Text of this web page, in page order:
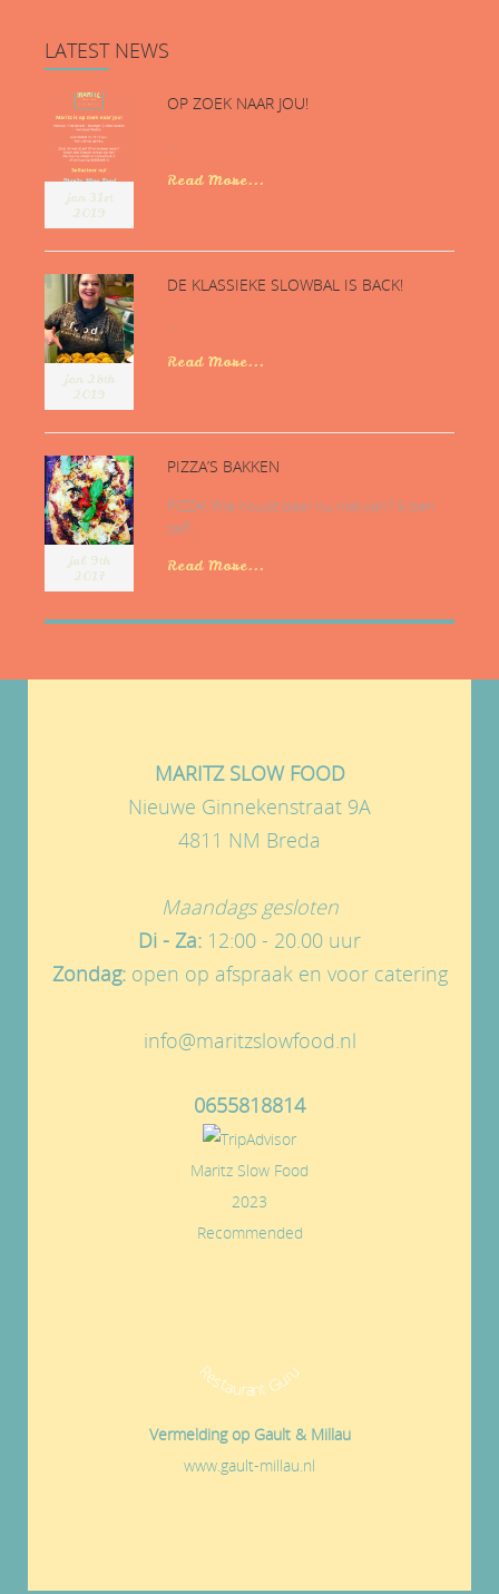
LATESTNEWS
jan 31st
2019
OP ZOEK NAAR JOU!
...
Read More...
jan 28th
2019
DE KLASSIEKE SLOWBAL IS BACK!
...
Read More...
jul 9th
2017
PIZZA’S BAKKEN
PIZZA! Wie houdt daar nu niet van? Ik ben
zelf...
Read More...
MARITZ SLOW FOOD
Nieuwe Ginnekenstraat 9A
4811 NM Breda
Maandags gesloten
Di - Za: 12:00 - 20.00 uur
Zondag:open op afspraak en voor catering
info@maritzslowfood.nl
0655818814
Maritz Slow Food
2023
Recommended
Restaurant Guru
Vermelding op Gault & Millau
www.gault-millau.nl